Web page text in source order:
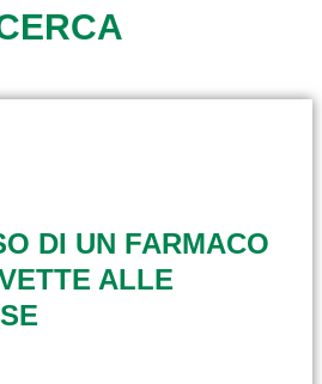
DI UN FARMACO
ALLE